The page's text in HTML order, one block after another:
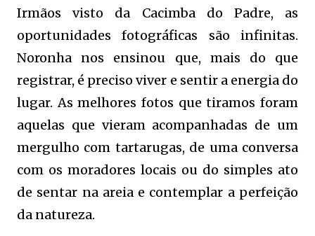
Irmãos visto da Cacimba do Padre, as
oportunidades fotográficas são infinitas.
Noronha nos ensinou que, mais do que
registrar, é preciso viver e sentir a energia do
lugar. As melhores fotos que tiramos foram
aquelas que vieram acompanhadas de um
mergulho com tartarugas, de uma conversa
com os moradores locais ou do simples ato
de sentar na areia e contemplar a perfeição
da natureza.